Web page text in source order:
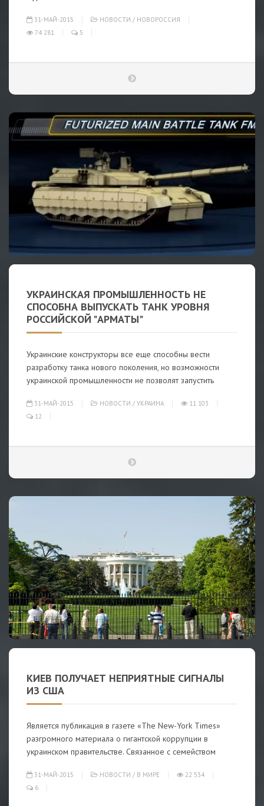
31-МАЙ-2015 НОВОСТИ / НОВОРОССИЯ
74 281
5
УКРАИНСКАЯ ПРОМЫШЛЕННОСТЬ НЕ
СПОСОБНА ВЫПУСКАТЬ ТАНК УРОВНЯ
РОССИЙСКОЙ "АРМАТЫ"
Украинские конструкторы все еще способны вести
разработку танка нового поколения, но возможности
украинской промышленности не позволят запустить
31-МАЙ-2015 НОВОСТИ / УКРАИНА
11 103
12
КИЕВ ПОЛУЧАЕТ НЕПРИЯТНЫЕ СИГНАЛЫ
ИЗ США
Является публикация в газете «The New-York Times»
разгромного материала о гигантской коррупции в
украинском правительстве. Связанное с семейством
31-МАЙ-2015 НОВОСТИ / В МИРЕ
22 534
6